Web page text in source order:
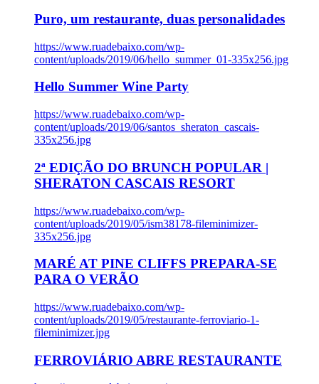
Puro, um restaurante, duas personalidades
https://www.ruadebaixo.com/wp-
content/uploads/2019/06/hello_summer_01-335x256.jpg
Hello Summer Wine Party
https://www.ruadebaixo.com/wp-
content/uploads/2019/06/santos_sheraton_cascais-
335x256.jpg
2ª EDIÇÃO DO BRUNCH POPULAR |
SHERATON CASCAIS RESORT
https://www.ruadebaixo.com/wp-
content/uploads/2019/05/ism38178-fileminimizer-
335x256.jpg
MARÉ AT PINE CLIFFS PREPARA-SE
PARA O VERÃO
https://www.ruadebaixo.com/wp-
content/uploads/2019/05/restaurante-ferroviario-1-
fileminimizer.jpg
FERROVIÁRIO ABRE RESTAURANTE